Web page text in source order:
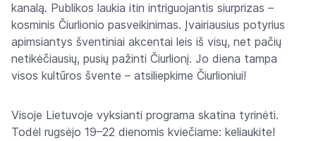
kanalą. Publikos laukia itin intriguojantis siurprizas –
kosminis Čiurlionio pasveikinimas. Įvairiausius potyrius
apimsiantys šventiniai akcentai leis iš visų, net pačių
netikėčiausių, pusių pažinti Čiurlionį. Jo diena tampa
visos kultūros švente – atsiliepkime Čiurlioniui!
Visoje Lietuvoje vyksianti programa skatina tyrinėti.
Todėl rugsėjo 19–22 dienomis kviečiame: keliaukite!